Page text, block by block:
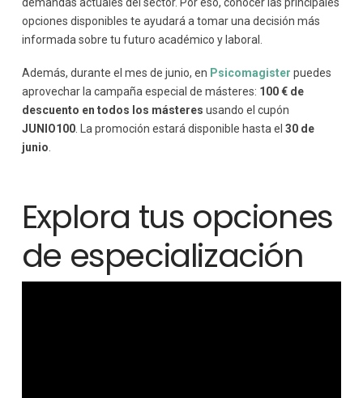
opciones disponibles te ayudará a tomar una decisión más
informada sobre tu futuro académico y laboral.
Además, durante el mes de junio, en Psicomagister puedes
aprovechar la campaña especial de másteres: 100 € de
descuento en todos los másteres usando el cupón
JUNIO100. La promoción estará disponible hasta el 30 de
junio.
Explora tus opciones
de especialización